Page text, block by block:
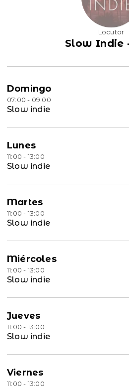
Locutor
Slow Indie
Domingo
07:00 - 09:00
Slow indie
Lunes
11:00 - 13:00
Slow indie
Martes
11:00 - 13:00
Slow indie
Miércoles
11:00 - 13:00
Slow indie
Jueves
11:00 - 13:00
Slow indie
Viernes
11:00 - 13:00